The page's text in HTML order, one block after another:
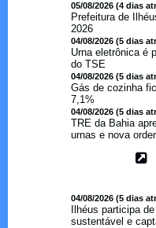
05/08/2026 (4 dias
Prefeitura de
2026
04/08/2026 (5 dias
Urna eletrônica é
do TSE
04/08/2026 (5 dias
Gás de cozinha
7,1%
04/08/2026 (5 dias
TRE da Bahia
urnas e nova
04/08/2026 (5 dias
Ilhéus participa
sustentável e